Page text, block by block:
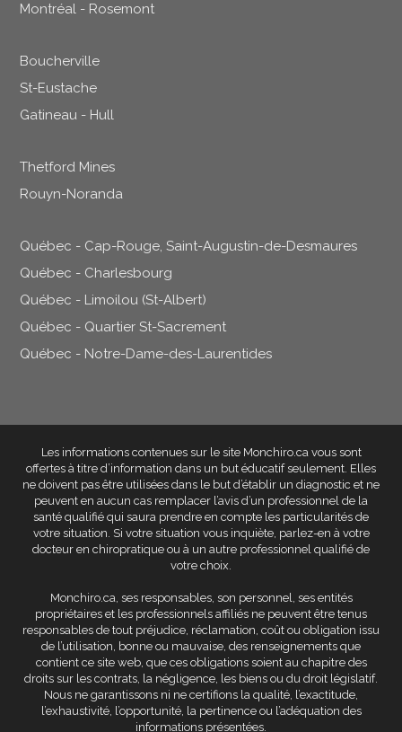
Montréal - Rosemont
Boucherville
St-Eustache
Gatineau - Hull
Thetford Mines
Rouyn-Noranda
Québec - Cap-Rouge, Saint-Augustin-de-Desmaures
Québec - Charlesbourg
Québec - Limoilou (St-Albert)
Québec - Quartier St-Sacrement
Québec - Notre-Dame-des-Laurentides
Les informations contenues sur le site Monchiro.ca vous sont
offertes à titre d’information dans un but éducatif seulement. Elles
ne doivent pas être utilisées dans le but d’établir un diagnostic et ne
peuvent en aucun cas remplacer l’avis d’un professionnel de la
santé qualifié qui saura prendre en compte les particularités de
votre situation. Si votre situation vous inquiète, parlez-en à votre
docteur en chiropratique ou à un autre professionnel qualifié de
votre choix.
Monchiro.ca, ses responsables, son personnel, ses entités
propriétaires et les professionnels affiliés ne peuvent être tenus
responsables de tout préjudice, réclamation, coût ou obligation issu
de l’utilisation, bonne ou mauvaise, des renseignements que
contient ce site web, que ces obligations soient au chapitre des
droits sur les contrats, la négligence, les biens ou du droit législatif.
Nous ne garantissons ni ne certifions la qualité, l’exactitude,
l’exhaustivité, l’opportunité, la pertinence ou l’adéquation des
informations présentées.